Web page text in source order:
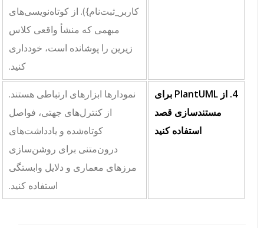
کاربر_ثبت‌نام}). از کوتاه‌نویسی‌های
مبهمی که منشأ واقعی کلاس
زیرین را پوشانده است، خودداری
کنید.
4. از PlantUML برای
مستندسازی قصد
استفاده کنید
نمودارها ابزارهای ارتباطی هستند.
از کنترل‌های جهتی، فواصل
کوتاه‌شده و یادداشت‌های
درون‌متنی برای روشن‌سازی
مرزهای معماری و دلایل وابستگی
استفاده کنید.